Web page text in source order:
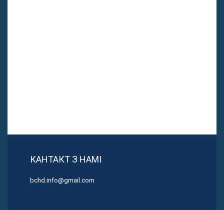
КАНТАКТ З НАМІ
bchd.info@gmail.com